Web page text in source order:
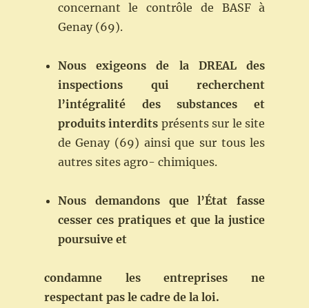
concernant le contrôle de BASF à
Genay (69).
Nous exigeons de la DREAL des
inspections qui recherchent
l’intégralité des substances et
produits interdits présents sur le site
de Genay (69) ainsi que sur tous les
autres sites agro- chimiques.
Nous demandons que l’État
fasse
cesser ces pratiques et que la justice
poursuive et
condamne les entreprises
ne
respectant pas le cadre de la loi.